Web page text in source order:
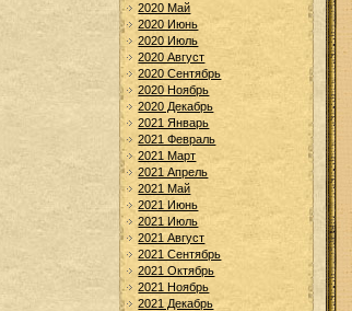
2020 Май
2020 Июнь
2020 Июль
2020 Август
2020 Сентябрь
2020 Ноябрь
2020 Декабрь
2021 Январь
2021 Февраль
2021 Март
2021 Апрель
2021 Май
2021 Июнь
2021 Июль
2021 Август
2021 Сентябрь
2021 Октябрь
2021 Ноябрь
2021 Декабрь